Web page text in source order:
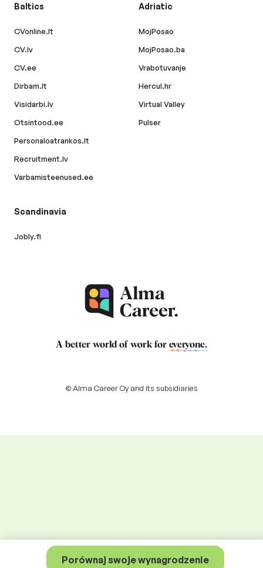
Porównaj swoje wynagrodzenie
Baltics
CVonline.lt
CV.lv
CV.ee
Dirbam.lt
Visidarbi.lv
Otsintood.ee
Personaloatrankos.lt
Recruitment.lv
Varbamisteenused.ee
Adriatic
MojPosao
MojPosao.ba
Vrabotuvanje
Hercul.hr
Virtual Valley
Pulser
Scandinavia
Jobly.fi
A better world of work for everyone.
© Alma Career Oy and its subsidiaries